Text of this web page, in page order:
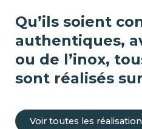
Voir toutes les réalisations